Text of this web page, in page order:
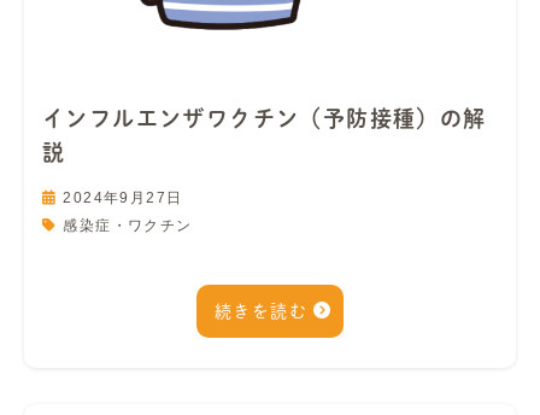
インフルエンザワクチン（予防接種）の解
説
2024年9月27日
感染症・ワクチン
続きを読む